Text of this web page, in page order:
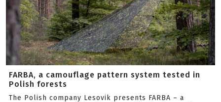
FARBA, a camouflage pattern system tested in
Polish forests
The Polish company Lesovik presents FARBA – a